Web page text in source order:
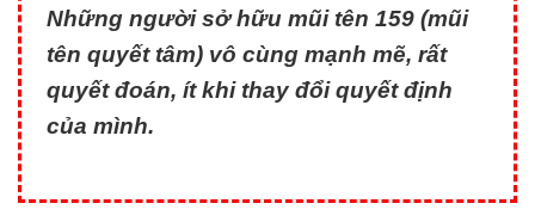
Những người sở hữu mũi tên 159 (mũi
tên quyết tâm) vô cùng mạnh mẽ, rất
quyết đoán, ít khi thay đổi quyết định
của mình.